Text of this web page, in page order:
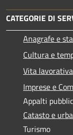
CATEGORIE DI
Anagrafe e
Cultura e
Vita lavorativa
Imprese e
Appalti
Catasto e
Turismo